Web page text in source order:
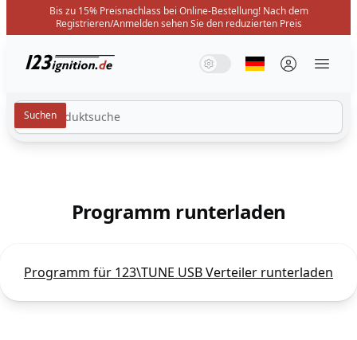
Bis zu 15% Preisnachlass bei Online-Bestellung! Nach dem
Registrieren/Anmelden sehen Sie den reduzierten Preis
123ignition.de Systemmodus
Lichtmodus
Dunkelmodus
Sprache
Programm runterladen
Programm für 123\TUNE USB Verteiler runterladen